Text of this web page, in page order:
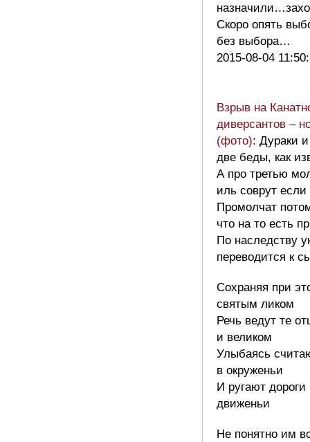
Скоро опять
без выбора…
2015-08-04
Взрыв на
диверсантов –
(фото): Дураки
две беды, как
А про третью
иль соврут если
Промолчат
что на то есть
По наследству
переводится к
Сохраняя при
святым ликом
Речь ведут те
и великом
Улыбаясь
в окруженьи
И ругают
движеньи
Не понятно им